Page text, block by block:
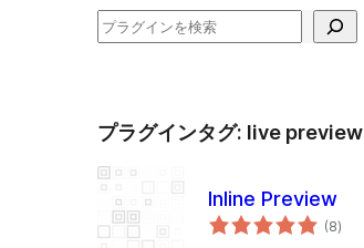
検
プラグインタグ: live preview
Inline Preview
(8個
の)